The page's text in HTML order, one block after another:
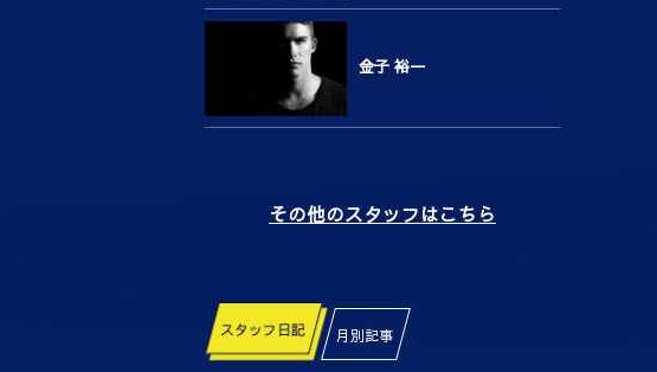
金子 裕一
その他のスタッフはこちら
スタッフ日記 月別記事